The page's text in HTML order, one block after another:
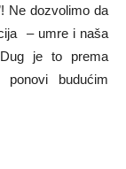
Ne dozvolimo da
– umre i naša
je to prema
budućim